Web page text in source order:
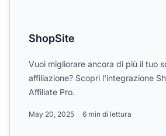
ShopSite
Vuoi migliorare ancora di più il tuo
affiliazione? Scopri l'integrazione
Affiliate Pro.
May 20, 2025 6 min di lettura